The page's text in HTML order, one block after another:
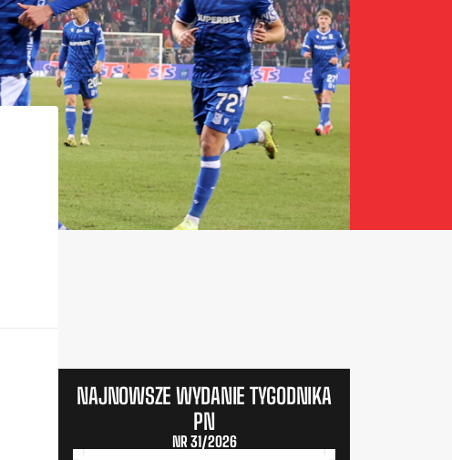
NAJNOWSZE WYDANIE TYGODNIKA
PN
NR 31/2026